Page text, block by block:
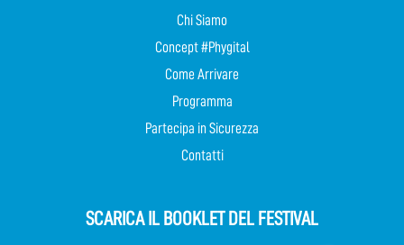
Chi Siamo
Concept #Phygital
Come Arrivare
Programma
Partecipa in Sicurezza
Contatti
SCARICA IL BOOKLET DEL FESTIVAL